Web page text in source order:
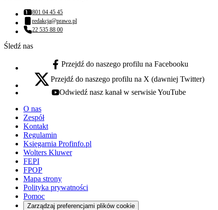
Numer telefonu:
801 04 45 45
Adres email:
redakcja@prawo.pl
Numer telefonu:
22 535 88 00
Śledź nas
facebook - otwiera się w nowej karcie
Przejdź do naszego profilu na Facebooku
x - otwiera się w nowej karcie
Przejdź do naszego profilu na X (dawniej Twitter)
youtube - otwiera się w nowej karcie
Odwiedź nasz kanał w serwisie YouTube
O nas
Zespół
Kontakt
Regulamin
Księgarnia Profinfo.pl
Wolters Kluwer
FEPI
FPOP
Mapa strony
Polityka prywatności
Pomoc
Zarządzaj preferencjami plików cookie